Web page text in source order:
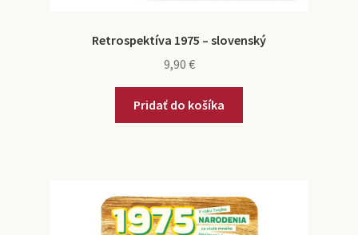
Retrospektíva 1975 – slovenský
9,90 €
Pridať do košíka